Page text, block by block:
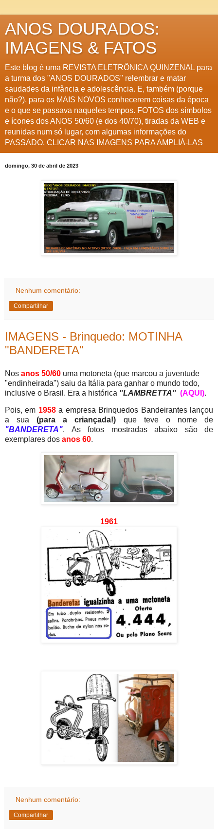
ANOS DOURADOS:
IMAGENS & FATOS
Este blog é uma REVISTA ELETRÔNICA QUINZENAL para
a turma dos "ANOS DOURADOS" relembrar e matar
saudades da infância e adolescência. E, também (porque
não?), para os MAIS NOVOS conhecerem coisas da época
e o que se passava naqueles tempos. FOTOS dos símbolos
e ícones dos ANOS 50/60 (e dos 40/70), tiradas da WEB e
reunidas num só lugar, com algumas informações do
PASSADO. CLICAR NAS IMAGENS PARA AMPLIÁ-LAS
domingo, 30 de abril de 2023
Nenhum comentário:
Compartilhar
IMAGENS - Brinquedo: MOTINHA
"BANDERETA"
Nos anos 50/60 uma motoneta (que marcou a juventude
"endinheirada") saiu da Itália para ganhar o mundo todo,
inclusive o Brasil. Era a histórica "LAMBRETTA" (AQUI).
Pois, em 1958a empresa Brinquedos Bandeirantes lançou
a sua(para a criançada!) que teve o nome de
"BANDERETA". As fotos mostradas abaixo são de
exemplares dos anos 60.
1961
Nenhum comentário:
Compartilhar